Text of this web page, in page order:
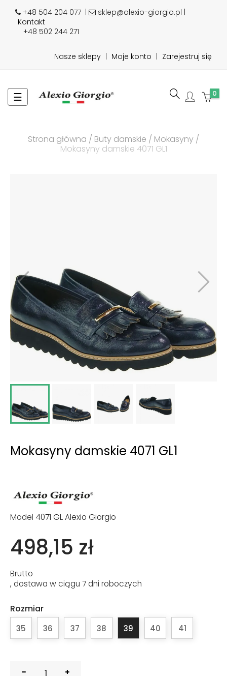
+48 504 204 077
sklep@alexio-giorgio.pl |
Kontakt
+48 502 244 271
Nasze sklepy Moje konto Zarejestruj się
Toggle
navigation
☰ 0
Strona główna Buty damskie
Mokasyny
Mokasyny damskie 4071 GL1
Mokasyny damskie 4071 GL1
Model 4071 GL Alexio Giorgio
498,15 zł
Brutto
, dostawa w ciągu 7 dni roboczych
Rozmiar
35 36 37 38 39 40 41